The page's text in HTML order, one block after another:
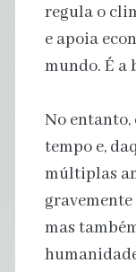
regula o
e apoia
mundo. É a
No entanto,
tempo e,
múltiplas
mas